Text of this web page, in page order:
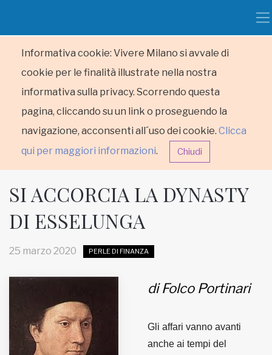
Informativa cookie: Vivere Milano si avvale di
cookie per le finalità illustrate nella nostra
informativa sulla privacy. Scorrendo questa
pagina, cliccando su un link o proseguendo la
navigazione, acconsenti all´uso dei cookie. Clicca
qui per maggiori informazioni. Chiudi
HOME
Inviateci le vostre segnalazioni
SI ACCORCIA LA DYNASTY
DI ESSELUNGA
25 marzo 2020 PERLE DI FINANZA
di Folco Portinari
Gli affari vanno avanti
anche ai tempi del